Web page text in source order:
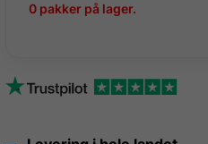
0 pakker på lager.